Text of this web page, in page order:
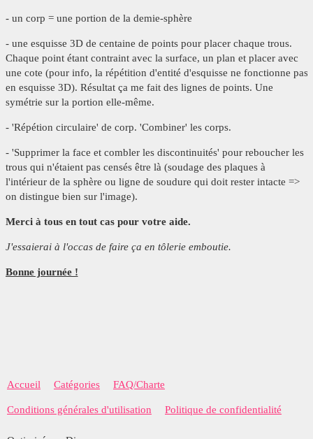
- un corp = une portion de la demie-sphère
- une esquisse 3D de centaine de points pour placer chaque trous.
Chaque point étant contraint avec la surface, un plan et placer avec
une cote (pour info, la répétition d'entité d'esquisse ne fonctionne pas
en esquisse 3D). Résultat ça me fait des lignes de points. Une
symétrie sur la portion elle-même.
- 'Répétion circulaire' de corp. 'Combiner' les corps.
- 'Supprimer la face et combler les discontinuités' pour reboucher les
trous qui n'étaient pas censés être là (soudage des plaques à
l'intérieur de la sphère ou ligne de soudure qui doit rester intacte =>
on distingue bien sur l'image).
Merci à tous en tout cas pour votre aide.
J'essaierai à l'occas de faire ça en tôlerie emboutie.
Bonne journée !
Accueil Catégories FAQ/Charte
Conditions générales d'utilisation Politique de confidentialité